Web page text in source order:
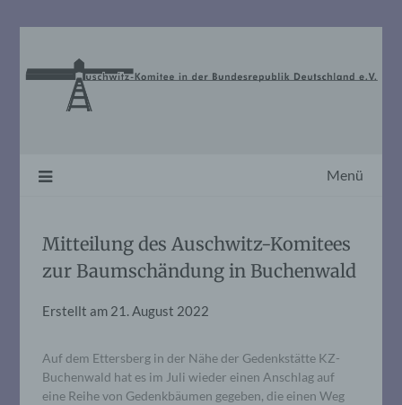
Menü
Mitteilung des Auschwitz-Komitees
zur Baumschändung in Buchenwald
Erstellt am 21. August 2022
Auf dem Ettersberg in der Nähe der Gedenkstätte KZ-
Buchenwald hat es im Juli wieder einen Anschlag auf
eine Reihe von Gedenkbäumen gegeben, die einen Weg